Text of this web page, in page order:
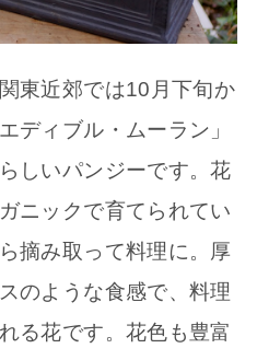
東近郊では10月下旬か
ディブル・ムーラン」
しいパンジーです。花
ニックで育てられてい
摘み取って料理に。厚
のような食感で、料理
る花です。花色も豊富